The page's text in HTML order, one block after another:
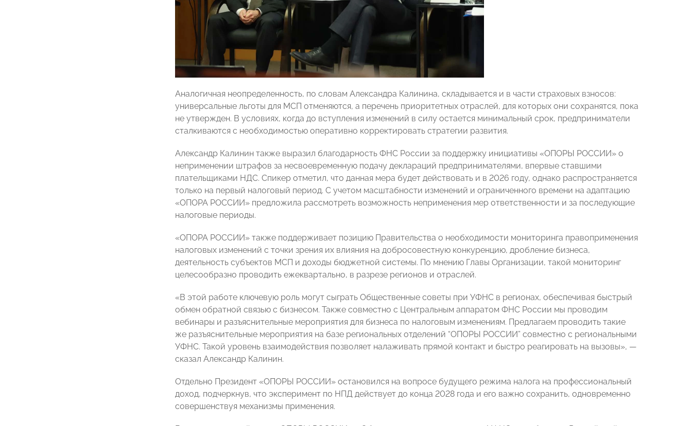
Аналогичная неопределенность, по словам Александра Калинина, складывается и в части страховых взносов:
универсальные льготы для МСП отменяются, а перечень приоритетных отраслей, для которых они сохранятся, пока
не утвержден. В условиях, когда до вступления изменений в силу остается минимальный срок, предприниматели
сталкиваются с необходимостью оперативно корректировать стратегии развития.
Александр Калинин также выразил благодарность ФНС России за поддержку инициативы «ОПОРЫ РОССИИ» о
неприменении штрафов за несвоевременную подачу деклараций предпринимателями, впервые ставшими
плательщиками НДС. Спикер отметил, что данная мера будет действовать и в 2026 году, однако распространяется
только на первый налоговый период. С учетом масштабности изменений и ограниченного времени на адаптацию
«ОПОРА РОССИИ» предложила рассмотреть возможность неприменения мер ответственности и за последующие
налоговые периоды.
«ОПОРА РОССИИ» также поддерживает позицию Правительства о необходимости мониторинга правоприменения
налоговых изменений с точки зрения их влияния на добросовестную конкуренцию, дробление бизнеса,
деятельность субъектов МСП и доходы бюджетной системы. По мнению Главы Организации, такой мониторинг
целесообразно проводить ежеквартально, в разрезе регионов и отраслей.
«В этой работе ключевую роль могут сыграть Общественные советы при УФНС в регионах, обеспечивая быстрый
обмен обратной связью с бизнесом. Также совместно с Центральным аппаратом ФНС России мы проводим
вебинары и разъяснительные мероприятия для бизнеса по налоговым изменениям. Предлагаем проводить такие
же разъяснительные мероприятия на базе региональных отделений “ОПОРЫ РОССИИ” совместно с региональными
УФНС. Такой уровень взаимодействия позволяет налаживать прямой контакт и быстро реагировать на вызовы», —
сказал Александр Калинин.
Отдельно Президент «ОПОРЫ РОССИИ» остановился на вопросе будущего режима налога на профессиональный
доход, подчеркнув, что эксперимент по НПД действует до конца 2028 года и его важно сохранить, одновременно
совершенствуя механизмы применения.